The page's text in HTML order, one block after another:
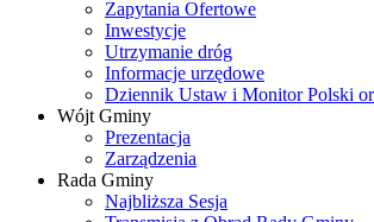
Zapytania Ofertowe
Inwestycje
Utrzymanie dróg
Informacje urzędowe
Dziennik Ustaw i Monitor Polski
Wójt Gminy
Prezentacja
Zarządzenia
Rada Gminy
Najbliższa Sesja